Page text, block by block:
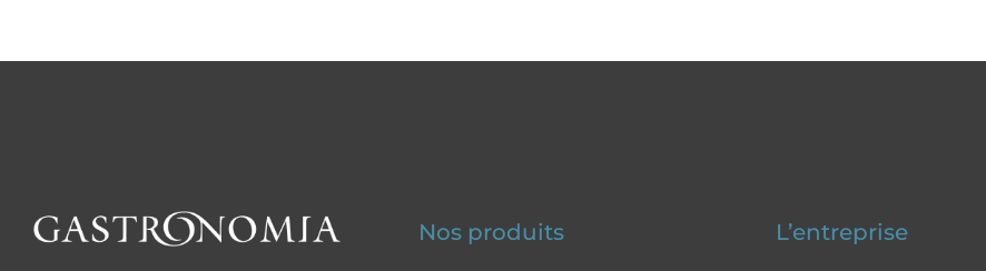
Nos produits L’entreprise